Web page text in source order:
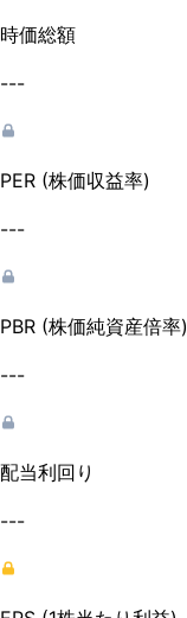
時価総額
---
PER (株価収益率)
---
PBR (株価純資産倍率)
---
配当利回り
---